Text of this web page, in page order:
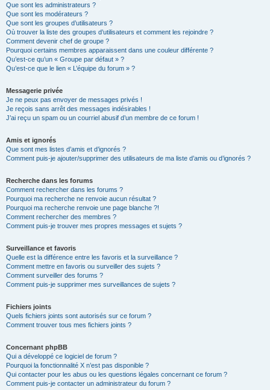
Que sont les administrateurs ?
Que sont les modérateurs ?
Que sont les groupes d’utilisateurs ?
Où trouver la liste des groupes d’utilisateurs et comment les rejoindre ?
Comment devenir chef de groupe ?
Pourquoi certains membres apparaissent dans une couleur différente ?
Qu’est-ce qu’un « Groupe par défaut » ?
Qu’est-ce que le lien « L’équipe du forum » ?
Messagerie privée
Je ne peux pas envoyer de messages privés !
Je reçois sans arrêt des messages indésirables !
J’ai reçu un spam ou un courriel abusif d’un membre de ce forum !
Amis et ignorés
Que sont mes listes d’amis et d’ignorés ?
Comment puis-je ajouter/supprimer des utilisateurs de ma liste d’amis ou d’ignorés ?
Recherche dans les forums
Comment rechercher dans les forums ?
Pourquoi ma recherche ne renvoie aucun résultat ?
Pourquoi ma recherche renvoie une page blanche ?!
Comment rechercher des membres ?
Comment puis-je trouver mes propres messages et sujets ?
Surveillance et favoris
Quelle est la différence entre les favoris et la surveillance ?
Comment mettre en favoris ou surveiller des sujets ?
Comment surveiller des forums ?
Comment puis-je supprimer mes surveillances de sujets ?
Fichiers joints
Quels fichiers joints sont autorisés sur ce forum ?
Comment trouver tous mes fichiers joints ?
Concernant phpBB
Qui a développé ce logiciel de forum ?
Pourquoi la fonctionnalité X n’est pas disponible ?
Qui contacter pour les abus ou les questions légales concernant ce forum ?
Comment puis-je contacter un administrateur du forum ?